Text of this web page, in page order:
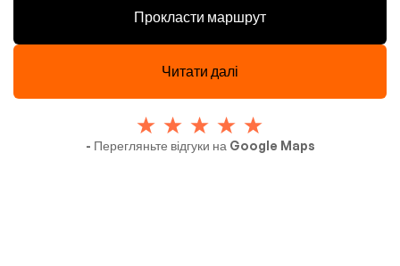
Прокласти маршрут
Читати далі
- Перегляньте відгуки на Google Maps